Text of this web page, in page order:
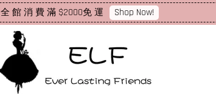
全 館 消 費 滿 $2000免 運 Shop Now!